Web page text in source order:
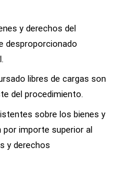
y derechos del
desproporcionado
libres de cargas son
del procedimiento.
sobre los bienes y
importe superior al
y derechos